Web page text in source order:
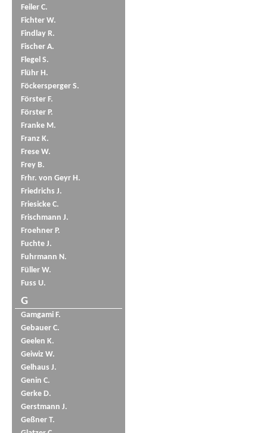
Feiler C.
Fichter W.
Findlay R.
Fischer A.
Flegel S.
Flühr H.
Föckersperger S.
Förster F.
Förster P.
Franke M.
Franz K.
Frese W.
Frey B.
Frhr. von Geyr H.
Friedrichs J.
Friesicke C.
Frischmann J.
Froehner P.
Fuchte J.
Fuhrmann N.
Füller W.
Fuss U.
G
Gamgami F.
Gebauer C.
Geelen K.
Geiwiz W.
Gelhaus J.
Genin C.
Gerke D.
Gerstmann J.
Geßner T.